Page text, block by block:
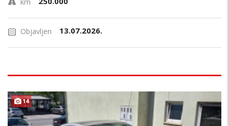
Objavljen 13.07.2026.
14